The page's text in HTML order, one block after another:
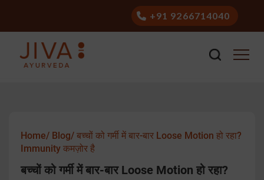
+91 9266714040
Home/ Blog/ बच्चों को गर्मी में बार-बार Loose Motion हो रहा?
Immunity कमज़ोर है
बच्चों को गर्मी में बार-बार Loose Motion हो रहा?